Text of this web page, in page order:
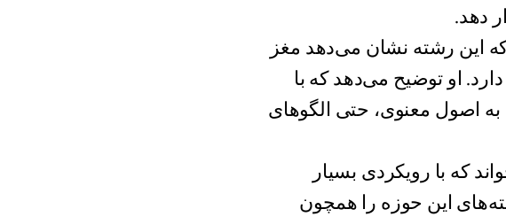
دهد.
این رشته نشان می‌دهد مغز
او توضیح می‌دهد که با
اصول معنوی، حتی الگوهای
که با رویکردی بسیار
این حوزه را همچون